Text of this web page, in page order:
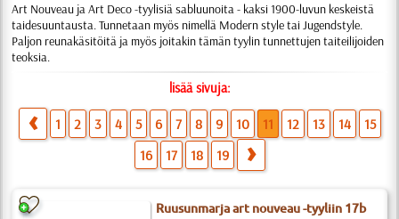
Art Nouveau ja Art Deco -tyylisiä sabluunoita - kaksi 1900-luvun keskeistä
taidesuuntausta. Tunnetaan myös nimellä Modern style tai Jugendstyle.
Paljon reunakäsitöitä ja myös joitakin tämän tyylin tunnettujen taiteilijoiden
teoksia.
lisää sivuja:
1 2 3 4 5 6 7 8 9 10 11 12 13 14
15
16
17 18 19
Ruusunmarja art nouveau -tyyliin 17b